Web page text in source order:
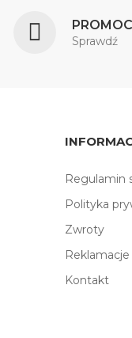
Sprawdź
Regulamin
Polityka
Zwroty
Reklamacje
Kontakt